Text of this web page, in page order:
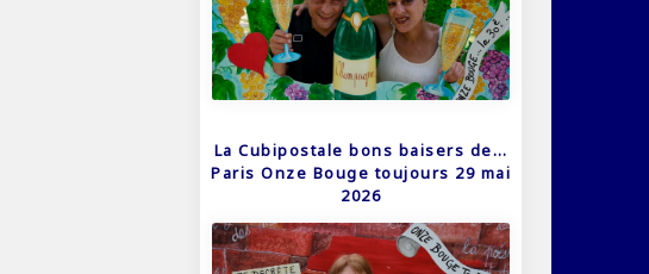
La Cubipostale bons baisers de…
Paris Onze Bouge toujours 29 mai
2026